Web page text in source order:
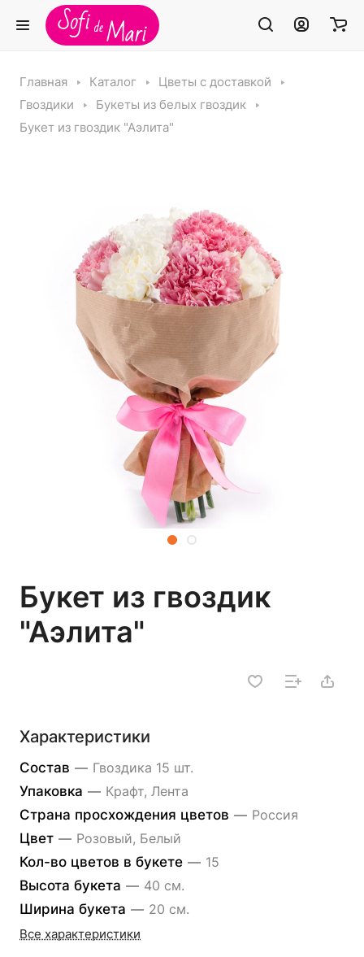
Главная Каталог
Цветы с доставкой
Гвоздики
Букеты из белых гвоздик
Букет из гвоздик "Аэлита"
Букет из гвоздик
"Аэлита"
Характеристики
Состав — Гвоздика 15 шт.
Упаковка — Крафт, Лента
Страна просхождения цветов — Россия
Цвет — Розовый, Белый
Кол-во цветов в букете — 15
Высота букета — 40 см.
Ширина букета — 20 см.
Все характеристики